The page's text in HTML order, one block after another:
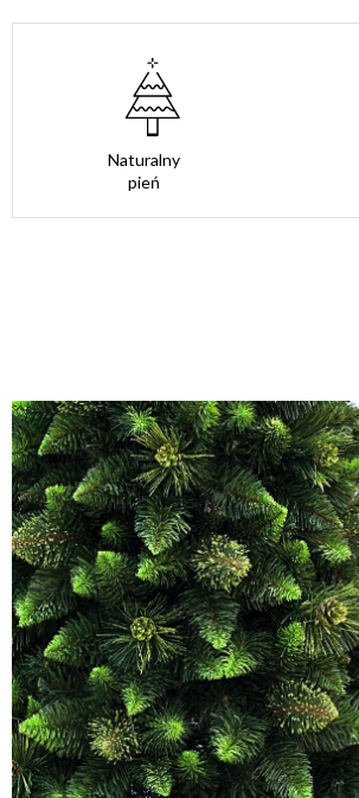
Naturalny
pień